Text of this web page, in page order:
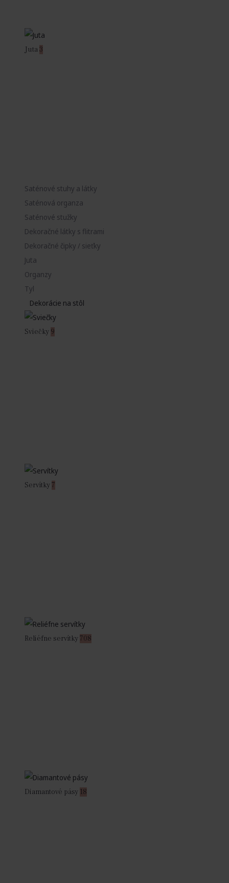
Juta 3
Saténové stuhy a látky
Saténová organza
Saténové stužky
Dekoračné látky s flitrami
Dekoračné čipky / sieťky
Juta
Organzy
Tyl
Dekorácie na stôl
Sviečky 9
Servítky7
Reliéfne servítky708
Diamantové pásy 18